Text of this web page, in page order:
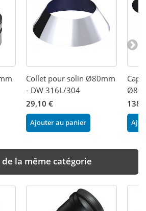
Collet pour solin Ø80mm
- DW 316L/304
29,10 €
Ajouter au panier
la même catégorie